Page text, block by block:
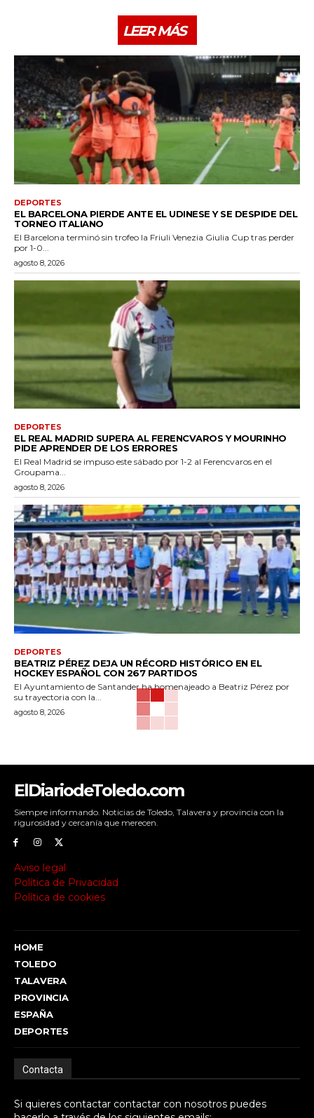
LEER MÁS
DEPORTES
EL BARCELONA PIERDE ANTE EL UDINESE Y SE DESPIDE DEL
TORNEO ITALIANO
El Barcelona terminó sin trofeo la Friuli Venezia Giulia Cup tras perder
por 1-0...
agosto 8, 2026
DEPORTES
EL REAL MADRID SUPERA AL FERENCVAROS Y MOURINHO
PIDE APRENDER DE LOS ERRORES
El Real Madrid se impuso este sábado por 1-2 al Ferencvaros en el
Groupama...
agosto 8, 2026
DEPORTES
BEATRIZ PÉREZ DEJA UN RÉCORD HISTÓRICO EN EL
HOCKEY ESPAÑOL CON 267 PARTIDOS
El Ayuntamiento de Santander ha homenajeado a Beatriz Pérez por
su trayectoria con la...
agosto 8, 2026
ElDiariodeToledo.com
Siempre informando. Noticias de Toledo, Talavera y provincia con la
rigurosidad y cercanía que merecen.
Aviso legal
Política de Privacidad
Política de cookies
HOME
TOLEDO
TALAVERA
PROVINCIA
ESPAÑA
DEPORTES
Contacta
Si quieres contactar contactar con nosotros puedes